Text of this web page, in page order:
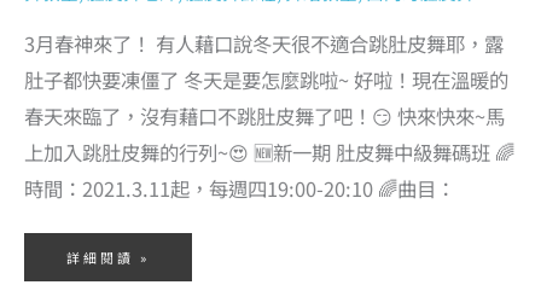
3月春神來了！ 有人藉口說冬天很不適合跳肚皮舞耶，露
肚子都快要凍僵了 冬天是要怎麼跳啦~ 好啦！現在溫暖的
春天來臨了，沒有藉口不跳肚皮舞了吧！😏 快來快來~馬
上加入跳肚皮舞的行列~😍 🆕新一期 肚皮舞中級舞碼班 🌈
時間：2021.3.11起，每週四19:00-20:10 🌈曲目：
詳細閱讀 »